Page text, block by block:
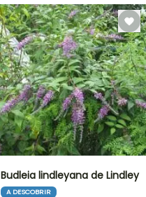
Budleia lindleyana de Lindley
A DESCOBRIR